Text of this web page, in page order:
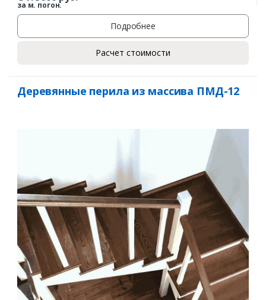
Заказать
Ваш телефон*
Комментарий к заказу
за м. погон.
Подробнее
Расчет стоимости
Деревянные перила из массива ПМД-12